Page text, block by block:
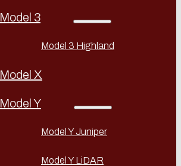
Model 3
Model 3 Highland
Model X
Model Y
Model Y Juniper
Model Y LiDAR